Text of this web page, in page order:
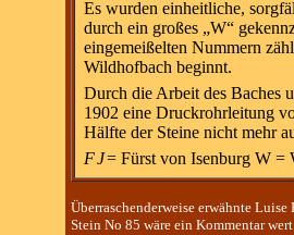
Es wurden einheitliche,
durch ein großes „W“
eingemeißelten Nummern
Wildhofbach beginnt.
Durch die Arbeit des Baches
1902 eine Druckrohrleitung
Hälfte der Steine nicht mehr
F J= Fürst von Isenburg W =
Überraschenderweise erwähnte
Stein No 85 wäre ein Kommentar